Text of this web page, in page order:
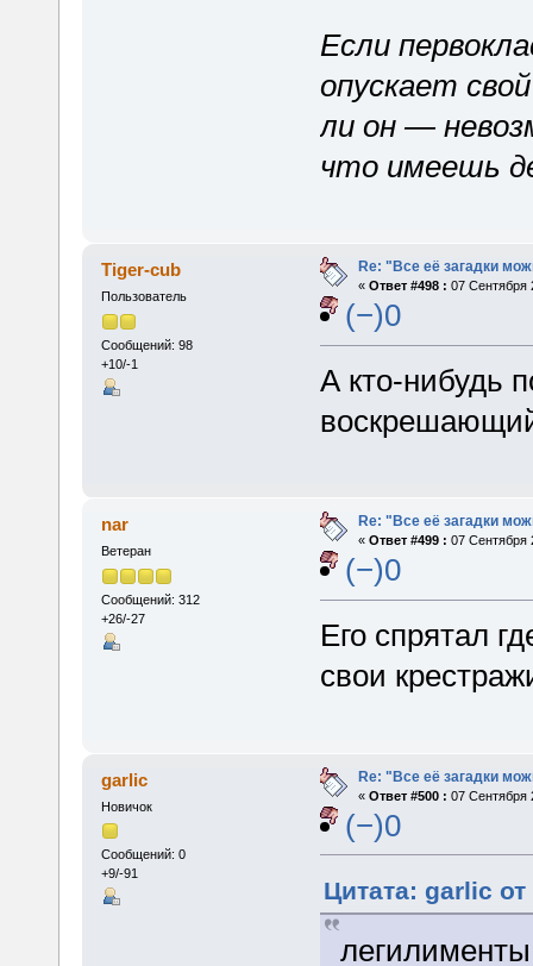
Если
опускает
ли он —
что имеешь
Tiger-cub
Пользователь
Сообщений: 98
+10/-1
Re: "Все её загадки
« Ответ #498 : 07 Сентября
(−)0
А кто-нибудь
nar
Ветеран
Сообщений: 312
+26/-27
Re: "Все её загадки
« Ответ #499 : 07 Сентября
(−)0
Его спрятал
свои
garlic
Новичок
Сообщений: 0
+9/-91
Re: "Все её загадки
« Ответ #500 : 07 Сентября
(−)0
Цитата: garlic